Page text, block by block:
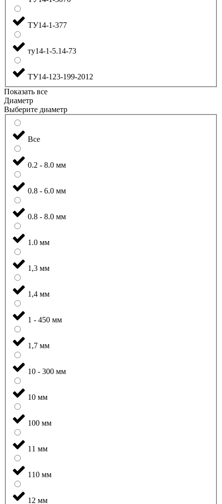
ТУ14-1-377
ту14-1-5.14-73
ТУ14-123-199-2012
Показать все
Диаметр
Выберите диаметр
Все
0.2 - 8.0 мм
0.8 - 6.0 мм
0.8 - 8.0 мм
1.0 мм
1,3 мм
1,4 мм
1 - 450 мм
1,7 мм
10 - 300 мм
10 мм
100 мм
11 мм
110 мм
12 мм